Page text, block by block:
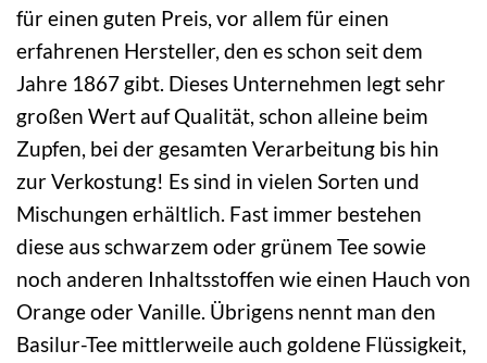
für einen guten Preis, vor allem für einen
erfahrenen Hersteller, den es schon seit dem
Jahre 1867 gibt. Dieses Unternehmen legt sehr
großen Wert auf Qualität, schon alleine beim
Zupfen, bei der gesamten Verarbeitung bis hin
zur Verkostung! Es sind in vielen Sorten und
Mischungen erhältlich. Fast immer bestehen
diese aus schwarzem oder grünem Tee sowie
noch anderen Inhaltsstoffen wie einen Hauch von
Orange oder Vanille. Übrigens nennt man den
Basilur-Tee mittlerweile auch goldene Flüssigkeit,